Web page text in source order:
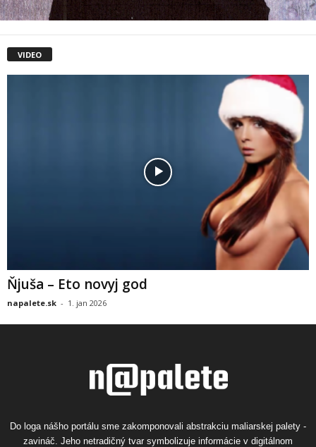
VIDEO
Ňjuša – Eto novyj god
napalete.sk - 1. jan 2026
Do loga nášho portálu sme zakomponovali abstrakciu maliarskej palety -
zavináč. Jeho netradičný tvar symbolizuje informácie v digitálnom